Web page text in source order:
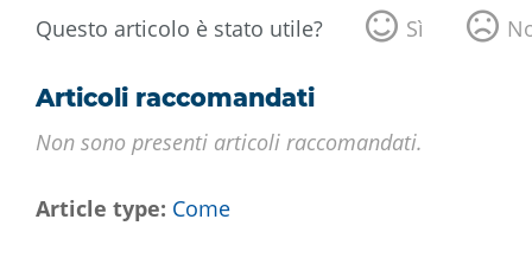
Questo articolo è stato utile? Sì
Articoli raccomandati
Non sono presenti articoli raccomandati.
Article type Come